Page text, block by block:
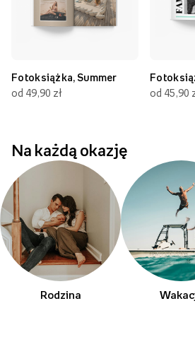
Fotoksiążka, Summer
od 49,90 zł
od 45,90
Na każdą okazję
Rodzina